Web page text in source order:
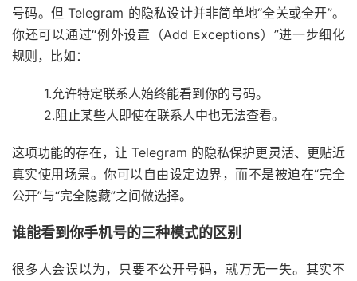
号码。但 Telegram 的隐私设计并非简单地“全关或全开”。
你还可以通过“例外设置（Add Exceptions） ”进一步细化
规则，比如：
1.允许特定联系人始终能看到你的号码。
2.阻止某些人即使在联系人中也无法查看。
这项功能的存在，让 Telegram 的隐私保护更灵活、更贴近
真实使用场景。你可以自由设定边界，而不是被迫在“完全
公开”与“完全隐藏”之间做选择。
谁能看到你手机号的三种模式的区别
很多人会误以为，只要不公开号码，就万无一失。其实不